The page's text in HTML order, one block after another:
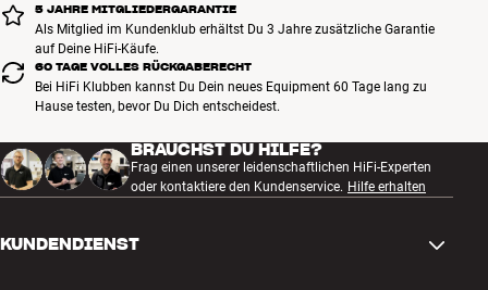
5 JAHRE MITGLIEDERGARANTIE
Als Mitglied im Kundenklub erhältst Du 3 Jahre zusätzliche Garantie
auf Deine HiFi-Käufe.
60 TAGE VOLLES RÜCKGABERECHT
Bei HiFi Klubben kannst Du Dein neues Equipment 60 Tage lang zu
Hause testen, bevor Du Dich entscheidest.
BRAUCHST DU HILFE?
Frag einen unserer leidenschaftlichen HiFi-Experten
oder kontaktiere den Kundenservice. Hilfe erhalten
KUNDENDIENST